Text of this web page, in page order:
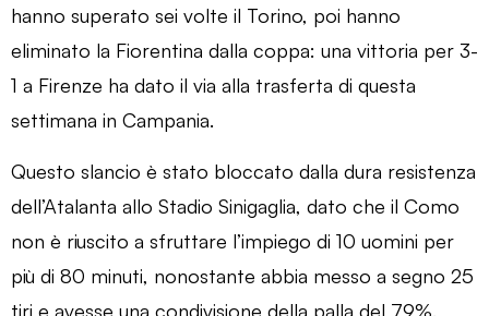
hanno superato sei volte il Torino, poi hanno
eliminato la Fiorentina dalla coppa: una vittoria per 3-
1 a Firenze ha dato il via alla trasferta di questa
settimana in Campania.
Questo slancio è stato bloccato dalla dura resistenza
dell’Atalanta allo Stadio Sinigaglia, dato che il Como
non è riuscito a sfruttare l’impiego di 10 uomini per
più di 80 minuti, nonostante abbia messo a segno 25
tiri e avesse una condivisione della palla del 79%.